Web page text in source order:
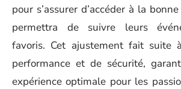
pour s’assurer d’accéder à la
permettra de suivre leurs
favoris. Cet ajustement fait suite
performance et de sécurité,
expérience optimale pour les